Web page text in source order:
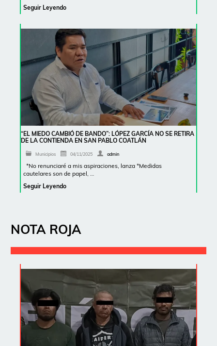
Seguir Leyendo
“EL MIEDO CAMBIÓ DE BANDO”: LÓPEZ GARCÍA NO SE RETIRA
DE LA CONTIENDA EN SAN PABLO COATLÁN
Municipios 04/11/2025 admin
*No renunciaré a mis aspiraciones, lanza *Medidas
cautelares son de papel, …
Seguir Leyendo
NOTA ROJA